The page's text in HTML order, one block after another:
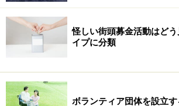
怪しい街頭募金活動はど
イプに分類
ボランティア団体を設立す